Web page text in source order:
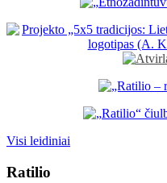
Visi leidiniai
Ratilio